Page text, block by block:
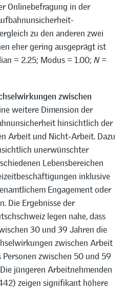
Onlinebefragung in der
zu den anderen zwei
eher gering ausgeprägt ist
= 2.25; Modus = 1.00; N=
zwischen
weitere Dimension der
hinsichtlich der
Arbeit und Nicht‑Arbeit. Dazu
unerwünschter
Lebensbereichen
inklusive
Engagement oder
Die Ergebnisse der
legen nahe, dass
30 und 39 Jahren die
zwischen Arbeit
zwischen 50 und 59
jüngeren Arbeitnehmenden
zeigen signifikant höhere